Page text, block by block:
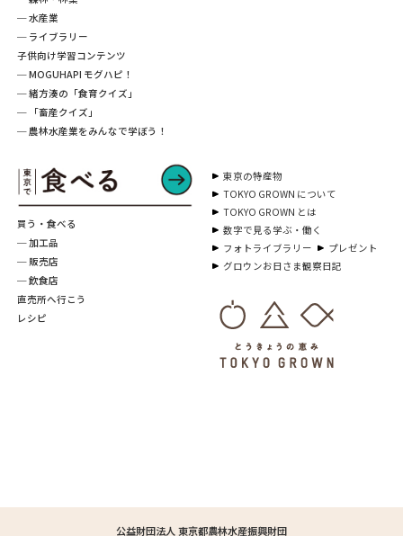
─ 水産業
─ ライブラリー
子供向け学習コンテンツ
─ MOGUHAPI モグハピ！
─ 緒方湊の「食育クイズ」
─ 「畜産クイズ」
─ 農林水産業をみんなで学ぼう！
買う・食べる
─ 加工品
─ 販売店
─ 飲食店
直売所へ行こう
レシピ
東京の特産物
TOKYO GROWN について
TOKYO GROWN とは
数字で見る学ぶ・働く
フォトライブラリー
プレゼント
グロウンお日さま観察日記
公益財団法人 東京都農林水産振興財団